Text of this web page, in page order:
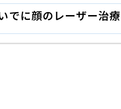
でに顔のレーザー治